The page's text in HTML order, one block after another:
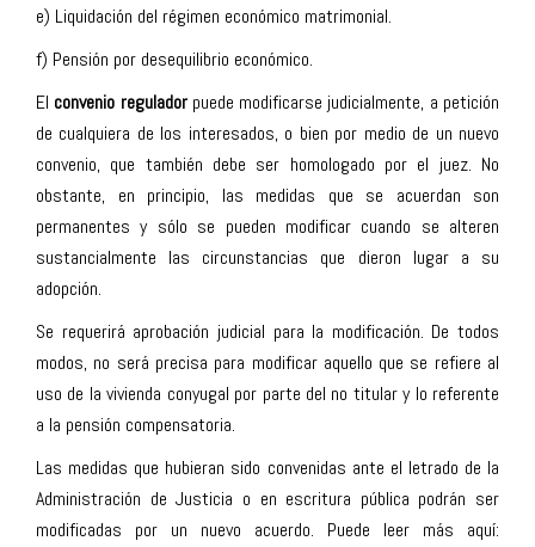
e) Liquidación del régimen económico matrimonial.
f) Pensión por desequilibrio económico.
El convenio reguladorpuede modificarse judicialmente, a petición
de cualquiera de los interesados, o bien por medio de un nuevo
convenio, que también debe ser homologado por el juez. No
obstante, en principio, las medidas que se acuerdan son
permanentes y sólo se pueden modificar cuando se alteren
sustancialmente las circunstancias que dieron lugar a su
adopción.
Se requerirá aprobación judicial para la modificación. De todos
modos, no será precisa para modificar aquello que se refiere al
uso de la vivienda conyugal por parte del no titular y lo referente
a la pensión compensatoria.
Las medidas que hubieran sido convenidas ante el letrado de la
Administración de Justicia o en escritura pública podrán ser
modificadas por un nuevo acuerdo. Puede leer más aquí: